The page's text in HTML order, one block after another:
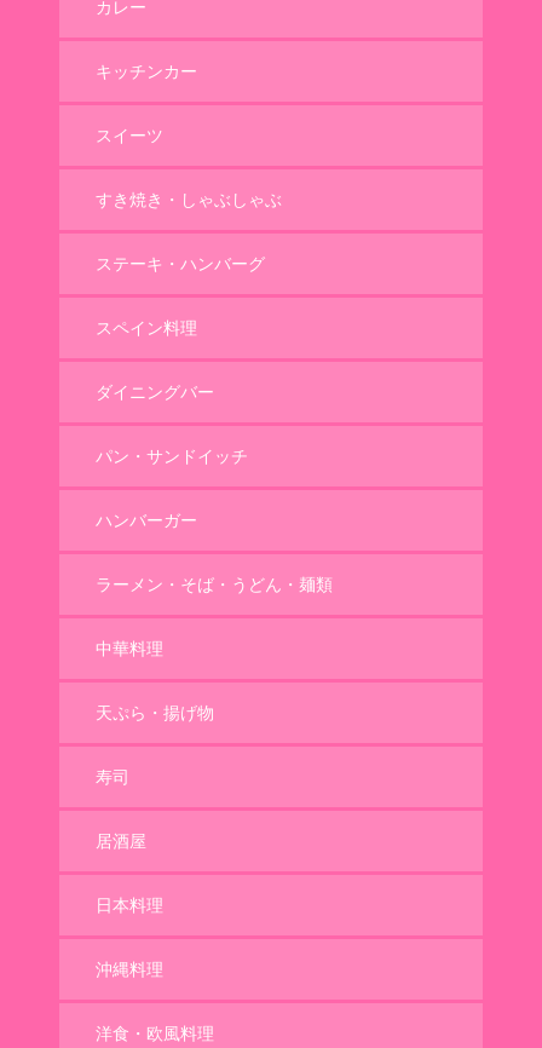
カレー
キッチンカー
スイーツ
すき焼き・しゃぶしゃぶ
ステーキ・ハンバーグ
スペイン料理
ダイニングバー
パン・サンドイッチ
ハンバーガー
ラーメン・そば・うどん・麺類
中華料理
天ぷら・揚げ物
寿司
居酒屋
日本料理
沖縄料理
洋食・欧風料理